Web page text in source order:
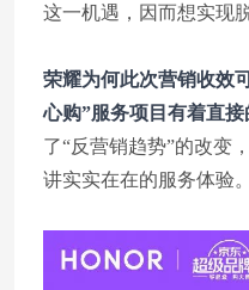
这一机遇，因而想实现
荣耀为何此次营销收效
心购”服务项目有着直接
了“反营销趋势”的改变
讲实实在在的服务体验。